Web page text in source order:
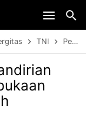
TNI Perkuat Disiplin Dan Kemandirian Pramuka, TNI Hadiri Pembukaan Pesta Siaga Klaten Tengah